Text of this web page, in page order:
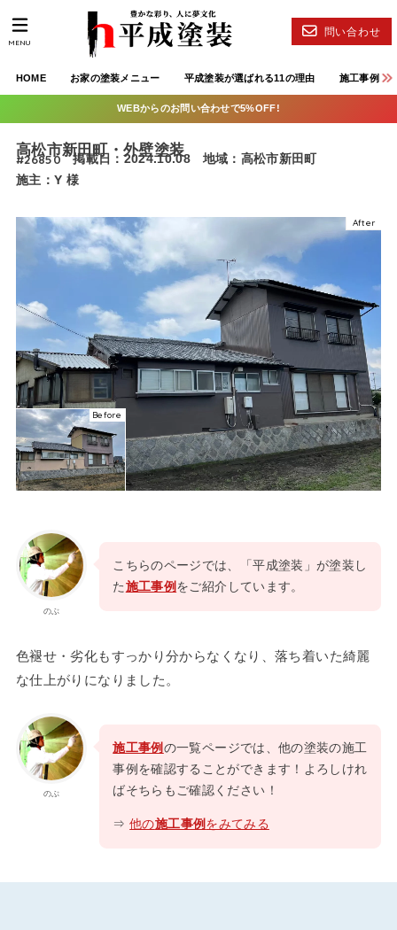
HOME お家の塗装メニュー 平成塗装が選ばれる11の理由 施工事例
問い合わせ
MENU
WEBからのお問い合わせで5%OFF!
高松市新田町・外壁塗装
#26850 掲載日：2024.10.08
地域：高松市新田町
施主：Y 様
Before
After
のぶ
こちらのページでは、「平成塗装」が塗装し
た 施工事例 をご紹介しています。
色褪せ・劣化もすっかり分からなくなり、落ち着いた綺麗
な仕上がりになりました。
のぶ
施工事例 の一覧ページでは、他の塗装の施工
事例を確認することができます！よろしけれ
ばそちらもご確認ください！
⇒他の施工事例 をみてみる